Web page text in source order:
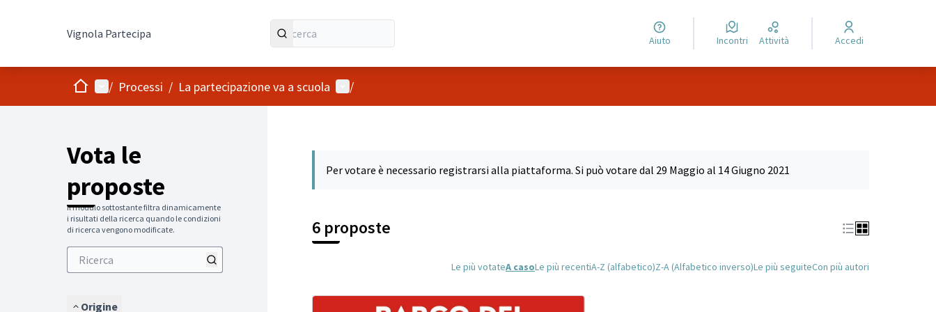
Vignola Partecipa Aiuto Incontri Attività Accedi
HomeMenù principale
/ Processi / La partecipazione va a scuola Menù utente
/
Vota le
proposte
Il modulo sottostante filtra dinamicamente
i risultati della ricerca quando le condizioni
di ricerca vengono modificate.
Origine
Per votare è necessario registrarsi alla piattaforma. Si può votare dal 29 Maggio al 14 Giugno 2021
6 proposte
Le più votateA casoLe più recentiA-Z (alfabetico)Z-A (Alfabetico inverso)Le più seguiteCon più autori